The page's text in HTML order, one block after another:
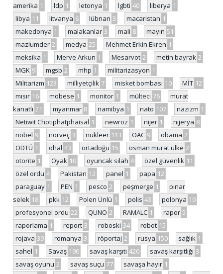
amerika 1 ldp 1 letonya 1 lgbti 40 liberya 1
libya 11 litvanya 6 lübnan 3 macaristan 1
makedonya 1 malakanlar 3 mali 8 mayın 51
mazlumder 2 medya 25 Mehmet Erkin Ekren 1
meksika 1 Merve Arkun 1 Mesarvot 2 metin bayrak 2
MGK 9 mgsb 2 mhp 1 militarizasyon 1
Militarizm 123 milliyetçilik 7 misket bombası 10 MİT 12
mısır 16 mobese 1 monitor 1 mülteci 76
murat
kanatlı 21 myanmar 8 namibya 1 nato 107 nazizm 1
Netiwit Chotiphatphaisal 1 newroz 1 nijer 1 nijerya 8
nobel 9 norveç 3 nükleer 113 OAC 9 obama 2
ODTÜ 1 ohal 43 ortadoğu 15 osman murat ülke 2
otorite 1 Oyak 10 oyuncak silah 4 özel güvenlik 11
özel ordu 4 Pakistan 12 panel 1 papa 12
paraguay 1 PEN 1 pesco 2 peşmerge 1
pınar
selek 18 pkk 12 Polen Ünlü 1 polis 43 polonya 10
profesyonel ordu 22 QUNO 2 RAMALC 1 rapor 5
raporlama 1 report 3 roboski 34 robot 15
rojava 39 romanya 3 röportaj 2 rusya 150 sağlık 1
sahel 1 Savaş 190 savaş karşıtı 420 savaş karşıtlığı 3
savaş oyunu 2 savaş suçu 77 savaşa hayır 1